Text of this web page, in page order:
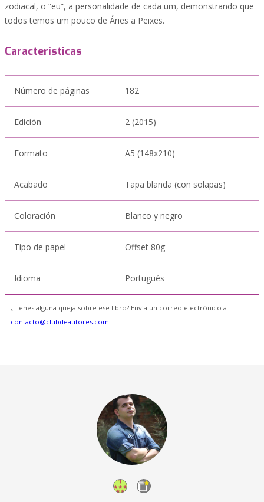
zodiacal, o “eu”, a personalidade de cada um, demonstrando que
todos temos um pouco de Áries a Peixes.
Características
Número de páginas 182
Edición 2 (2015)
Formato A5 (148x210)
Acabado Tapa blanda (con solapas)
Coloración Blanco y negro
Tipo de papel Offset 80g
Idioma Portugués
¿Tienes alguna queja sobre ese libro? Envía un correo electrónico a
contacto@clubdeautores.com